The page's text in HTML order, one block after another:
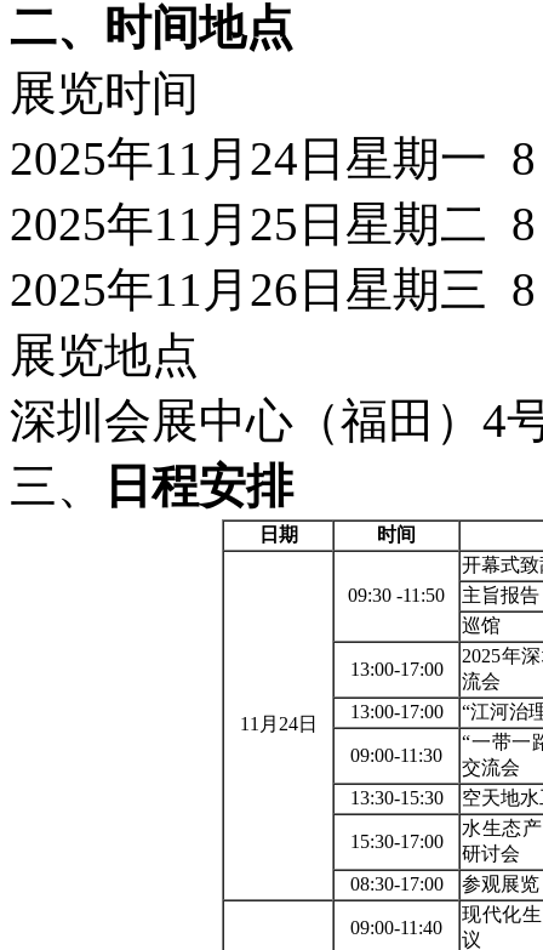
二、时间地点
展览时间
2025年11月24日星期一
2025年11月25日星期二
2025年11月26日星期三
展览地点
深圳会展中心（福田）4
三、
日程安排
日期 时间
11月24日
09:30 -11:50
开幕式致
主旨报告
巡馆
13:00-17:00
2025年
流会
13:00-17:00
“江河治
09:00-11:30
“一带一
交流会
13:30-15:30
空天地
15:30-17:00
水生态
研讨会
08:30-17:00
参观展览
09:00-11:40
现代化
议